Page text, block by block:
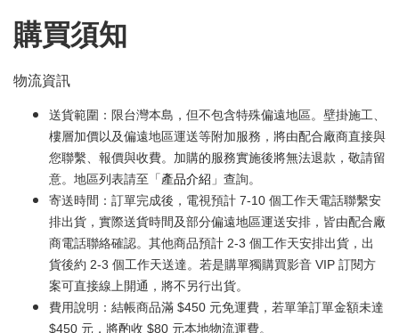
購買須知
物流資訊
送貨範圍：限台灣本島，但不包含特殊偏遠地區。壁掛施工、
樓層加價以及偏遠地區運送等附加服務，將由配合廠商直接與
您聯繫、報價與收費。加購的服務實施後將無法退款，敬請留
意。地區列表請至「產品介紹 」查詢。
寄送時間：訂單完成後，電視預計 7-10 個工作天電話聯繫安
排出貨，實際送貨時間及部分偏遠地區運送安排，皆由配合廠
商電話聯絡確認。其他商品預計 2-3 個工作天安排出貨，出
貨後約 2-3 個工作天送達。若是購單獨購買影音 VIP 訂閱方
案可直接線上開通，將不另行出貨。
費用說明：結帳商品滿 $450 元免運費，若單筆訂單金額未達
$450 元，將酌收 $80 元本地物流運費。